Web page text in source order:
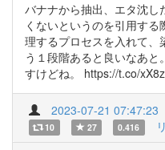
バナナから抽出、エタ沈し
くないというのを引用す
理するプロセスを入れて、
う１段階あると良いなあ
すけどね。 https://t.co/
2023-07-21 07:47:23
10 27 0.416